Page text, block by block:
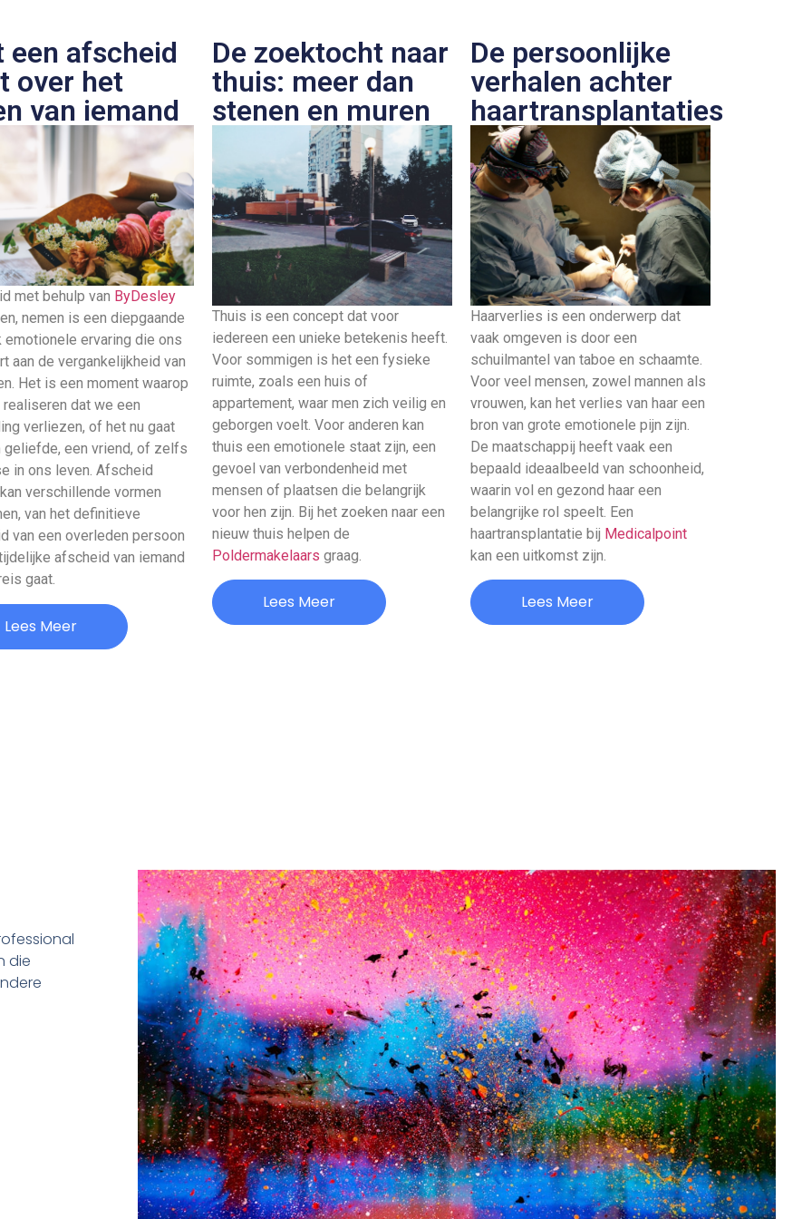
een afscheid
over het
van iemand
met behulp van ByDesley
nemen is een diepgaande
emotionele ervaring die ons
aan de vergankelijkheid van
Het is een moment waarop
dat we een
verliezen, of het nu gaat
geliefde, een vriend, of zelfs
in ons leven. Afscheid
verschillende vormen
van het definitieve
van een overleden persoon
afscheid van iemand
gaat.
Lees Meer
De zoektocht naar
thuis: meer dan
stenen en muren
Thuis is een concept dat voor
iedereen een unieke betekenis heeft.
Voor sommigen is het een fysieke
ruimte, zoals een huis of
appartement, waar men zich veilig en
geborgen voelt. Voor anderen kan
thuis een emotionele staat zijn, een
gevoel van verbondenheid met
mensen of plaatsen die belangrijk
voor hen zijn. Bij het zoeken naar een
nieuw thuis helpen de
Poldermakelaars graag.
Lees Meer
De persoonlijke
verhalen achter
haartransplantaties
Haarverlies is een onderwerp dat
vaak omgeven is door een
schuilmantel van taboe en schaamte.
Voor veel mensen, zowel mannen als
vrouwen, kan het verlies van haar een
bron van grote emotionele pijn zijn.
De maatschappij heeft vaak een
bepaald ideaalbeeld van schoonheid,
waarin vol en gezond haar een
belangrijke rol speelt. Een
haartransplantatie bij Medicalpoint
kan een uitkomst zijn.
Lees Meer
die